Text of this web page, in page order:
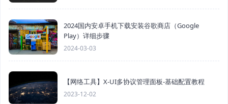
2024国内安卓手机下载安装谷歌商店（Google
Play）详细步骤
2024-03-03
【网络工具】X-UI多协议管理面板-基础配置教程
2023-12-02